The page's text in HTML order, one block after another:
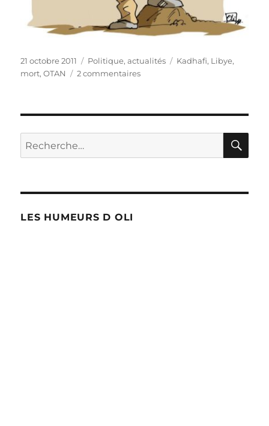
Publié
le
21 octobre 2011 Catégories
Politique, actualités Étiquettes
Kadhafi, Libye,
mort,OTAN 2 commentairessur
mort
Recherche
pour :
LES HUMEURS D OLI